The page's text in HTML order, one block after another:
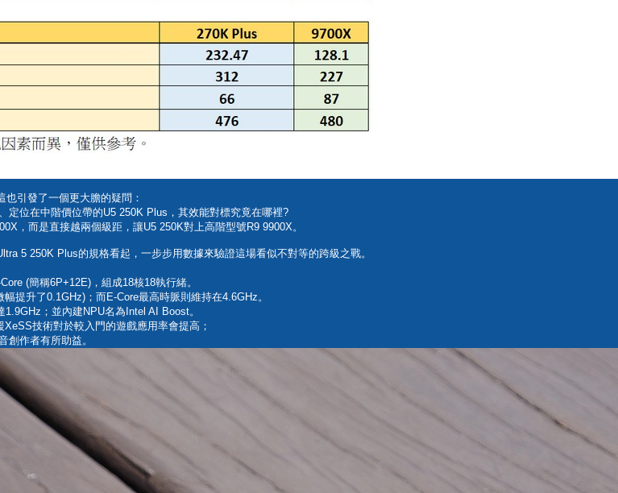
引發了一個更大膽的疑問：
定位在中階價位帶的U5 250K Plus，其效能對標究竟在哪裡?
，而是直接越兩個級距，讓U5 250K對上高階型號R9 9900X。
5 250K Plus的規格看起，一步步用數據來驗證這場看似不對等的跨級之戰。
(簡稱6P+12E)，組成18核18執行緒。
提升了0.1GHz)；而E-Core最高時脈則維持在4.6GHz。
；並內建NPU名為Intel AI Boost。
技術對於較入門的遊戲應用率會提高；
創作者有所助益。